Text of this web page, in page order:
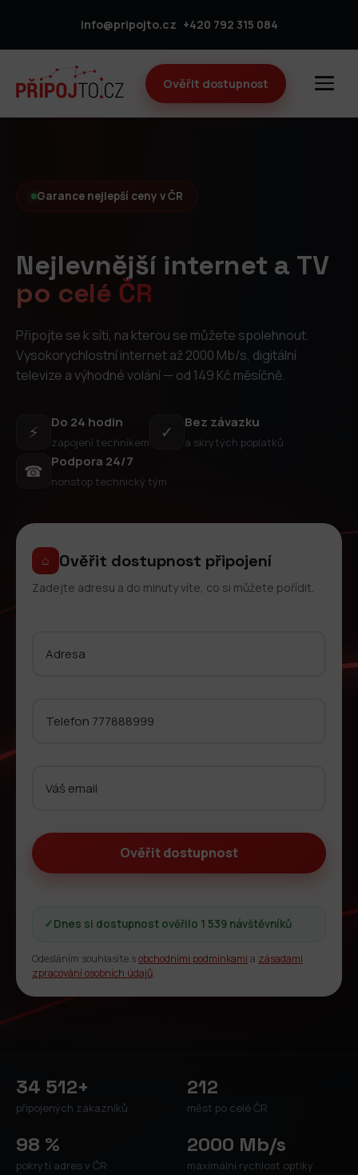
info@pripojto.cz +420 792 315 084
Ověřit dostupnost
Garance nejlepší ceny v ČR
Nejlevnější internet a TV
po celé ČR
Připojte se k síti, na kterou se můžete spolehnout.
Vysokorychlostní internet až 2000 Mb/s, digitální
televize a výhodné volání — od 149 Kč měsíčně.
⚡ Do 24 hodin
zapojení technikem ✓ Bez závazku
a skrytých poplatků
☎ Podpora 24/7
nonstop technický tým
⌂ Ověřit dostupnost připojení
Zadejte adresu a do minuty víte, co si můžete pořídit.
✓Dnes si dostupnost ověřilo 1 539 návštěvníků
Odesláním souhlasíte sobchodními podmínkami a zásadami
zpracování osobních údajů.
34 512+
připojených zákazníků
212
měst po celé ČR
98 %
pokrytí adres v ČR
2000 Mb/s
maximální rychlost optiky